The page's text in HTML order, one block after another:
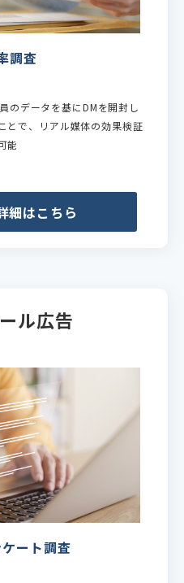
調査
のデータを基にDMを開封し
とで、リアル媒体の効果検証
能
細はこちら
ル広告
ート調査